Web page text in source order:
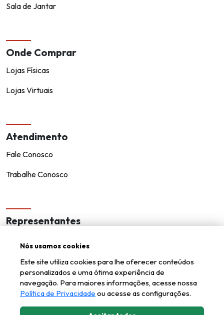
Sala de Jantar
Onde Comprar
Lojas Físicas
Lojas Virtuais
Atendimento
Fale Conosco
Trabalhe Conosco
Representantes
Seja um representante
Nós usamos cookies
Este site utiliza cookies para lhe oferecer conteúdos
personalizados e uma ótima experiência de
navegação. Para maiores informações, acesse nossa
Política de Privacidade ou acesse as configurações.